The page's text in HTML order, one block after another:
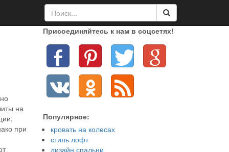
на
при
Присоединяйтесь к нам в соцсетях!
Популярное:
кровать на колесах
стиль лофт
дизайн спальни